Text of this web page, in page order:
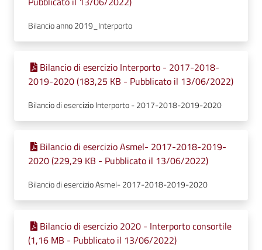
Bilancio anno 2019_Interporto
Bilancio di esercizio Interporto - 2017-2018-
2019-2020 (183,25 KB - Pubblicato il 13/06/2022)
Bilancio di esercizio Interporto - 2017-2018-2019-2020
Bilancio di esercizio Asmel- 2017-2018-2019-
2020 (229,29 KB - Pubblicato il 13/06/2022)
Bilancio di esercizio Asmel- 2017-2018-2019-2020
Bilancio di esercizio 2020 - Interporto consortile
(1,16 MB - Pubblicato il 13/06/2022)